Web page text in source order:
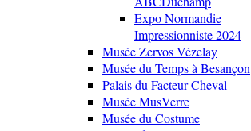
Expo Normandie
Impressionniste 2024
Musée Zervos Vézelay
Musée du Temps à Besançon
Palais du Facteur Cheval
Musée MusVerre
Musée du Costume